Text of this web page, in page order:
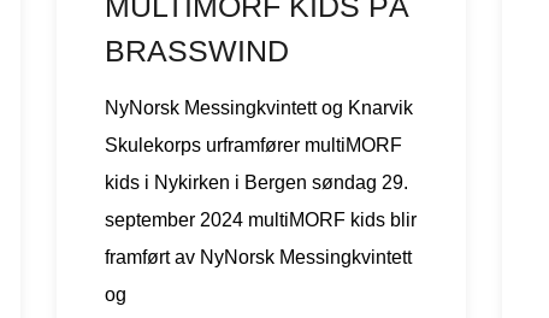
BRASSWIND
NyNorsk Messingkvintett og Knarvik
Skulekorps urframfører multiMORF
kids i Nykirken i Bergen søndag 29.
september 2024 multiMORF kids blir
framført av NyNorsk Messingkvintett
og